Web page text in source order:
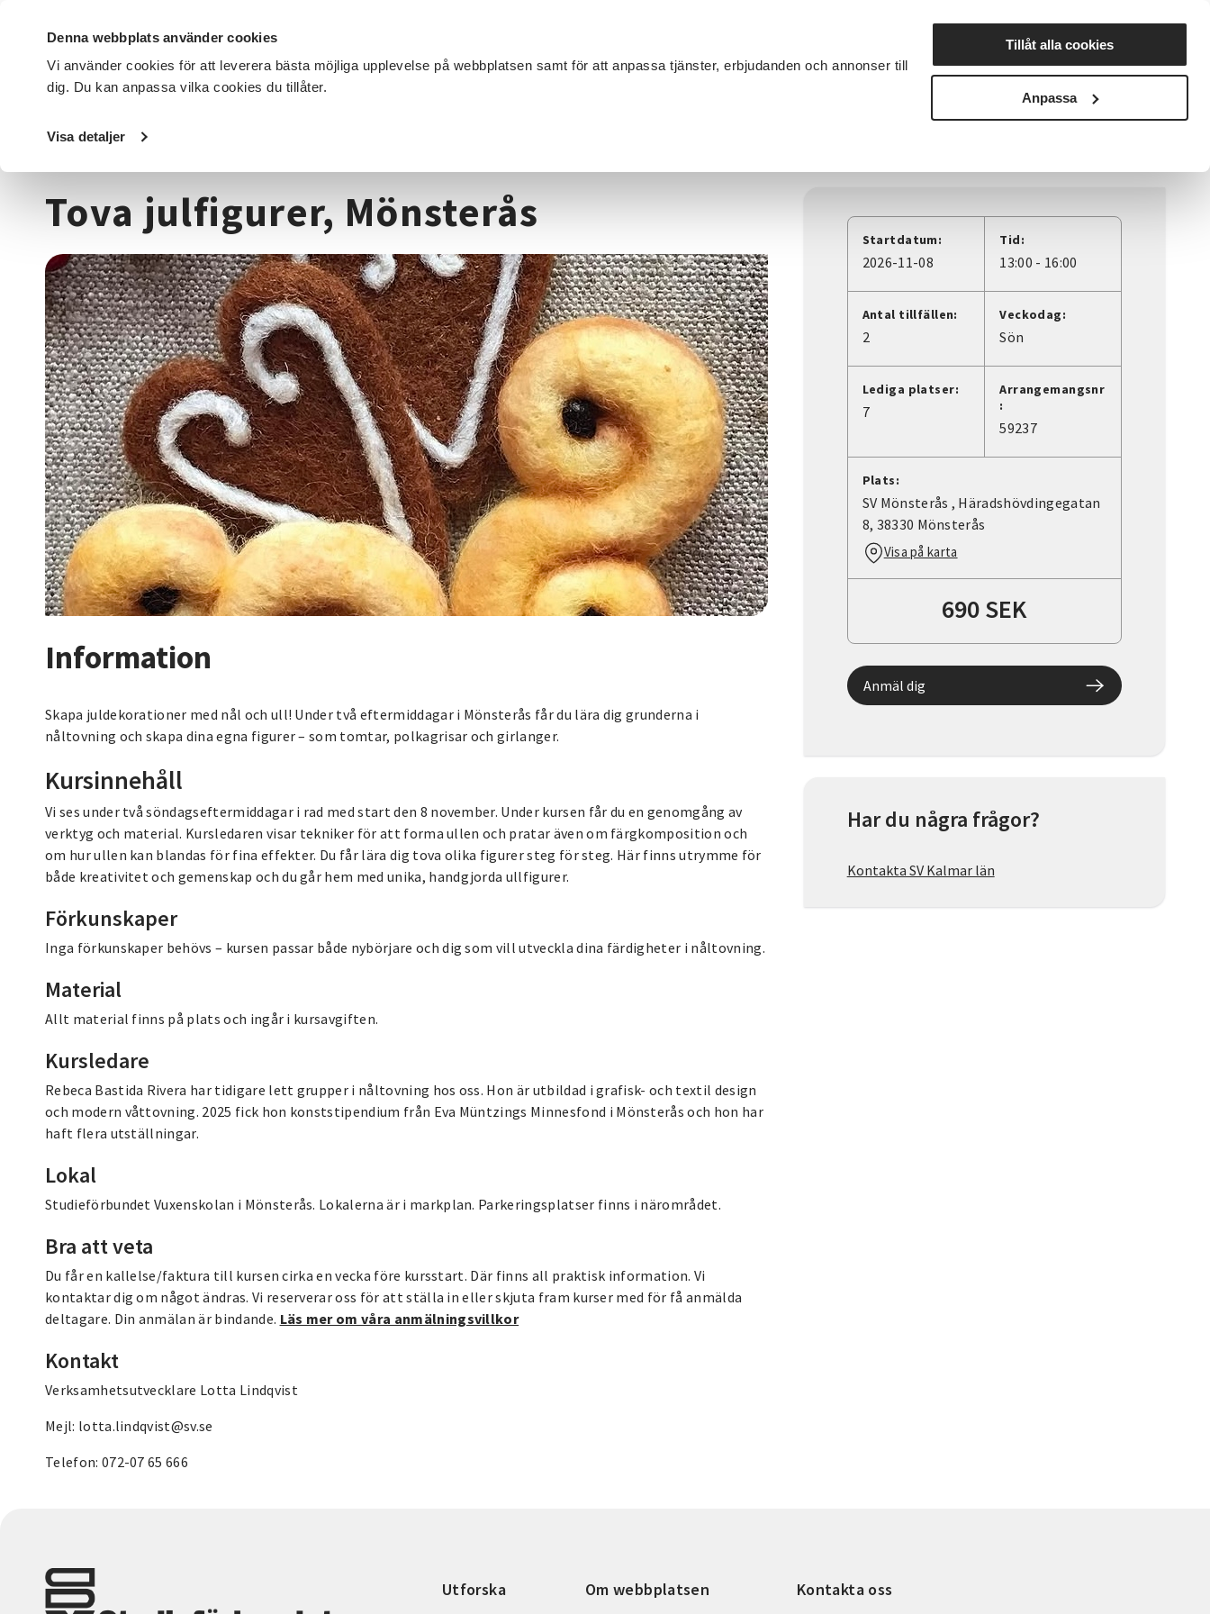
Denna webbplats använder cookies
Vi använder cookies för att leverera bästa möjliga upplevelse på webbplatsen samt för att anpassa tjänster, erbjudanden och annonser till
dig. Du kan anpassa vilka cookies du tillåter.
Visa detaljer
Tillåt alla cookies
Anpassa
DET HÄR GÖR VI FÖR DIG SOM SÖK KURSER OCH EVENEMANG Nyheter Avdelningar
Startsida / Kurser och evenemang
Tova julfigurer, Mönsterås
Information
Skapa juldekorationer med nål och ull! Under två eftermiddagar i Mönsterås får du lära dig grunderna i
nåltovning och skapa dina egna figurer – som tomtar, polkagrisar och girlanger.
Kursinnehåll
Vi ses under två söndagseftermiddagar i rad med start den 8 november. Under kursen får du en genomgång av
verktyg och material. Kursledaren visar tekniker för att forma ullen och pratar även om färgkomposition och
om hur ullen kan blandas för fina effekter. Du får lära dig tova olika figurer steg för steg. Här finns utrymme för
både kreativitet och gemenskap och du går hem med unika, handgjorda ullfigurer.
Förkunskaper
Inga förkunskaper behövs – kursen passar både nybörjare och dig som vill utveckla dina färdigheter i nåltovning.
Material
Allt material finns på plats och ingår i kursavgiften.
Kursledare
Rebeca Bastida Rivera har tidigare lett grupper i nåltovning hos oss. Hon är utbildad i grafisk- och textil design
och modern våttovning. 2025 fick hon konststipendium från Eva Müntzings Minnesfond i Mönsterås och hon har
haft flera utställningar.
Lokal
Studieförbundet Vuxenskolan i Mönsterås. Lokalerna är i markplan. Parkeringsplatser finns i närområdet.
Bra att veta
Du får en kallelse/faktura till kursen cirka en vecka före kursstart. Där finns all praktisk information. Vi
kontaktar dig om något ändras. Vi reserverar oss för att ställa in eller skjuta fram kurser med för få anmälda
deltagare. Din anmälan är bindande. Läs mer om våra anmälningsvillkor
Kontakt
Verksamhetsutvecklare Lotta Lindqvist
Mejl: lotta.lindqvist@sv.se
Telefon: 072-07 65 666
Startdatum:
2026-11-08
Tid:
13:00 - 16:00
Antal tillfällen:
2
Veckodag:
Sön
Lediga platser:
7
Arrangemangsnr
:
59237
Plats:
SV Mönsterås , Häradshövdingegatan
8, 38330 Mönsterås
Visa på karta
690 SEK
Anmäl dig
Har du några frågor?
Kontakta SV Kalmar län
Utforska Om webbplatsen Kontakta oss